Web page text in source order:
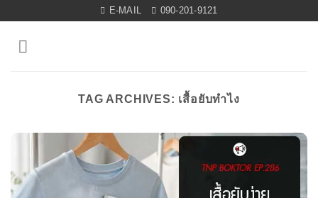
content
E-MAIL 090-201-9121
TAG ARCHIVES: เสื้อยับทำไง